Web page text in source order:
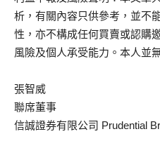
析，有關內容只供參考，並不
性，亦不構成任何買賣或認購
風險及個人承受能力。本人並
張智威
聯席董事
信誠證券有限公司 Prudential